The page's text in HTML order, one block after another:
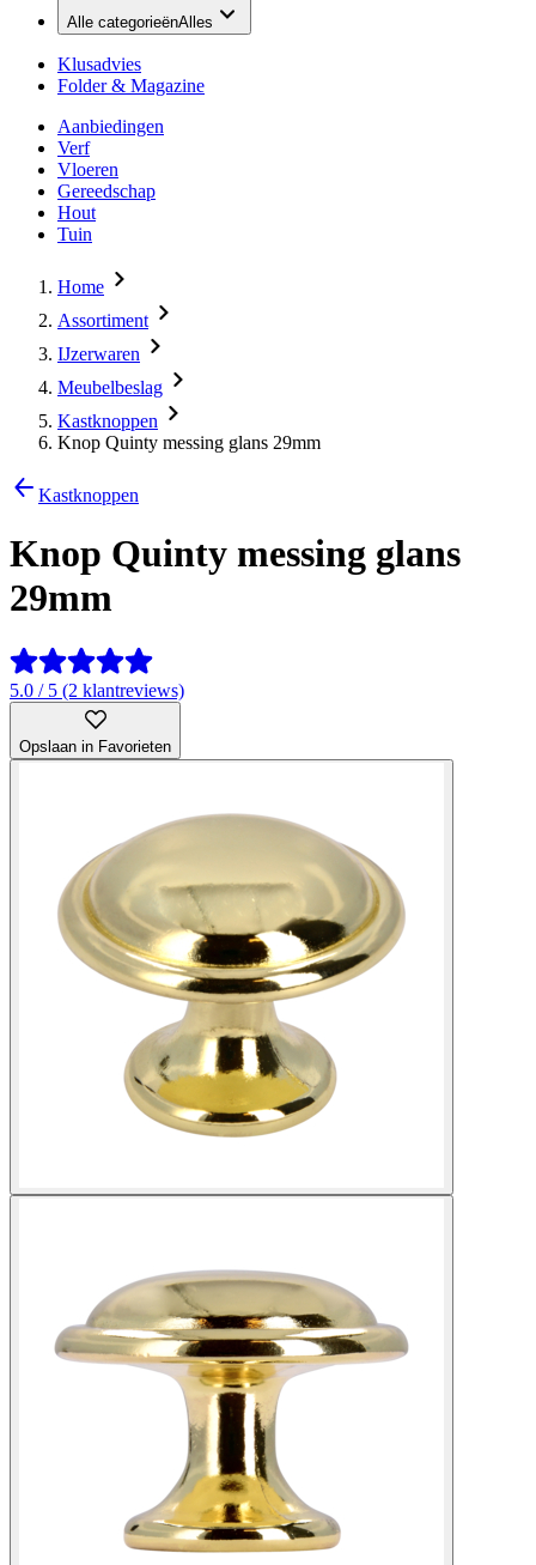
Alle categorieënAlles
Klusadvies
Folder & Magazine
Aanbiedingen
Verf
Vloeren
Gereedschap
Hout
Tuin
Home
Assortiment
IJzerwaren
Meubelbeslag
Kastknoppen
Knop Quinty messing glans 29mm
Kastknoppen
Knop Quinty messing glans
29mm
5.0 / 5 (2 klantreviews)
Opslaan in Favorieten